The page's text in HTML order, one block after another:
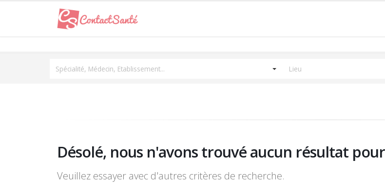
Spécialité, Médecin, Etablissement...
Désolé, nous n'avons trouvé aucun résultat
Veuillez essayer avec d'autres critères de recherche.